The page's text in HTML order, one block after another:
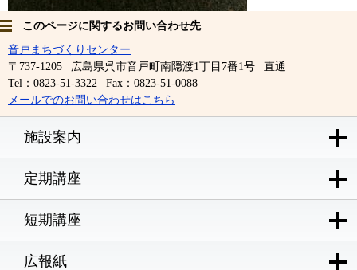
このページに関するお問い合わせ先
音戸まちづくりセンター
〒737-1205
広島県呉市音戸町南隠渡1丁目7番1号
直通
Tel：0823-51-3322
Fax：0823-51-0088
メールでのお問い合わせはこちら
施設案内
定期講座
短期講座
広報紙